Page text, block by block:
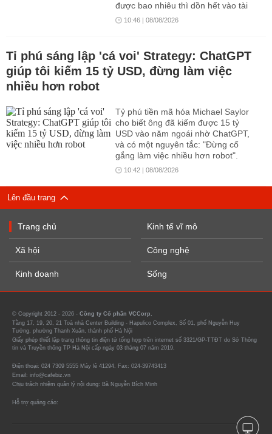
được bao nhiêu thì dồn hết vào tài
sản. Tuy nhiên, nếu áp dụng quá
tiền mất cân bằng, cuộc sống căng
thẳng và kế hoạch dài hạn dễ đổ vỡ
hơn.
10:46 | 08/08/2026
Tỉ phú sáng lập 'cá voi' Strategy: ChatGPT
giúp tôi kiếm 15 tỷ USD, đừng làm việc
nhiều hơn robot
Tỷ phú tiền mã hóa Michael Saylor
cho biết ông đã kiếm được 15 tỷ
USD vào năm ngoái nhờ ChatGPT,
và có một nguyên tắc: "Đừng cố
gắng làm việc nhiều hơn robot".
10:42 | 08/08/2026
Lên đầu trang
Trang chủ
Xã hội
Kinh doanh
Kinh tế vĩ mô
Công nghệ
Sống
© Copyright 2012 - 2026 - Công ty Cổ phần VCCorp.
Tầng 17, 19, 20, 21 Toà nhà Center Building - Hapulico Complex, Số 01, phố Nguyễn Huy
Tưởng, phường Thanh Xuân, thành phố Hà Nội
Giấy phép thiết lập trang thông tin điện tử tổng hợp trên internet số 3321/GP-TTĐT do Sở Thông
tin và Truyền thông TP Hà Nội cấp ngày 03 tháng 07 năm 2019.
Điện thoại: 024 7309 5555 Máy lẻ 41294. Fax: 024-39743413
Email: info@cafebiz.vn
Chịu trách nhiệm quản lý nội dung: Bà Nguyễn Bích Minh
Hỗ trợ quảng cáo: